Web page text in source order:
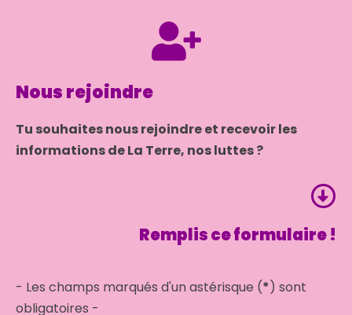
Nous rejoindre
Tu souhaites nous rejoindre et recevoir les
informations de La Terre, nos luttes ?
Remplis ce formulaire !
- Les champs marqués d'un astérisque (*) sont
obligatoires -